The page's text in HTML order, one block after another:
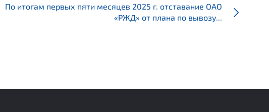
По итогам первых пяти месяцев 2025 г. отставание ОАО
«РЖД» от плана по вывозу...